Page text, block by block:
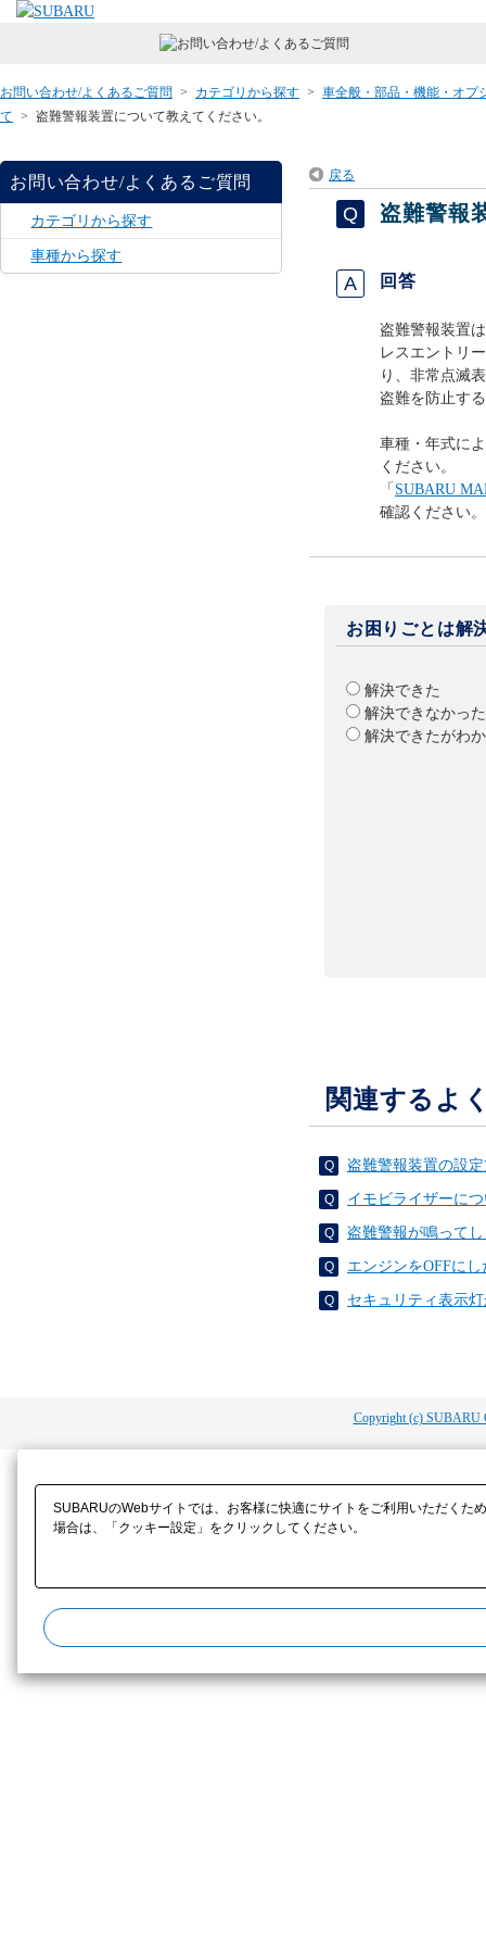
お問い合わせ/よくあるご質問 > カテゴリから探す > 車全般・部品・機能・オプ
て > 盗難警報装置について教えてください。
お問い合わせ/よくあるご質問
カテゴリから探す
車種から探す
戻る
盗難警報
回答
盗難警報装置
レスエントリ
り、非常点滅
盗難を防止す
車種・年式に
ください。
「 SUBARU
確認ください。
お困りごとは解
解決できた
解決できなかった
解決できたがわ
関連するよ
盗難警報装置の設
イモビライザーに
盗難警報が鳴って
エンジンをOFFに
セキュリティ表示
Copyright (c) SUBARU
SUBARUのWebサイトでは、お客様に快適にサイトをご利用いただく
場合は、「クッキー設定」をクリックしてください。​